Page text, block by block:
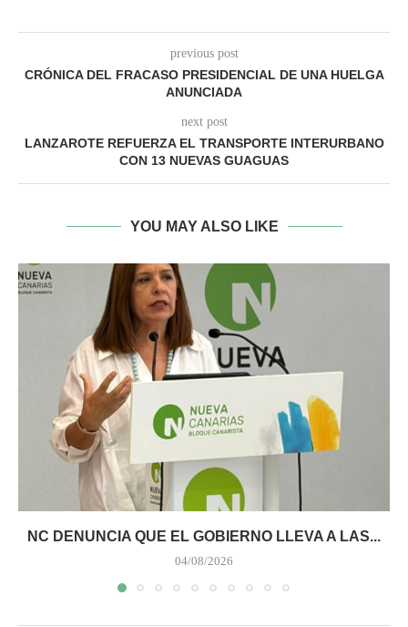
previous post
CRÓNICA DEL FRACASO PRESIDENCIAL DE UNA HUELGA
ANUNCIADA
next post
LANZAROTE REFUERZA EL TRANSPORTE INTERURBANO
CON 13 NUEVAS GUAGUAS
YOU MAY ALSO LIKE
NC DENUNCIA QUE EL GOBIERNO LLEVA A LAS...
04/08/2026